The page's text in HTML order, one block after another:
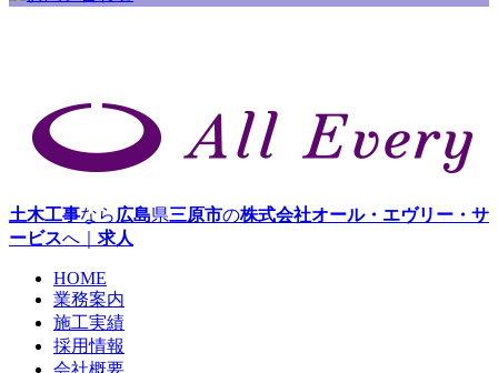
土木工事なら広島県三原市の株式会社オール・エヴリー・サ
ービスへ｜ 求人
HOME
業務案内
施工実績
採用情報
会社概要